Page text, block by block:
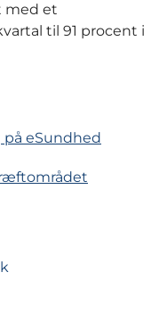
med et
til 91 procent i
eSundhed